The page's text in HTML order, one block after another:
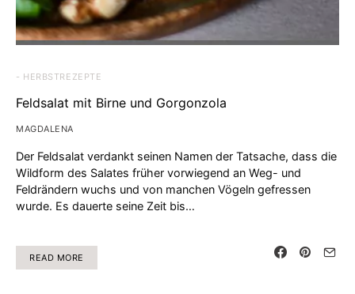
- HERBSTREZEPTE
Feldsalat mit Birne und Gorgonzola
MAGDALENA
Der Feldsalat verdankt seinen Namen der Tatsache, dass die
Wildform des Salates früher vorwiegend an Weg- und
Feldrändern wuchs und von manchen Vögeln gefressen
wurde. Es dauerte seine Zeit bis…
READ MORE